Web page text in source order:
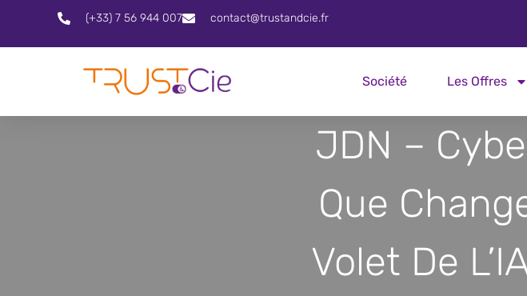
(+33) 7 56 944 007 contact@trustandcie.fr
Société Les Offres
JDN –
Que
Volet De